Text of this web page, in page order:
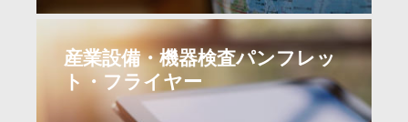
READ MORE
産業設備・機器検査パンフレッ
ト・フライヤー